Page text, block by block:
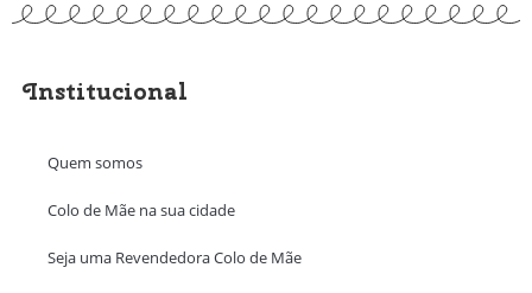
Institucional
Quem somos
Colo de Mãe na sua cidade
Seja uma Revendedora Colo de Mãe